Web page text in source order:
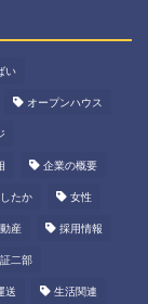
い
オープンハウス
企業の概要
たか 女性
産 採用情報
二部
送 生活関連